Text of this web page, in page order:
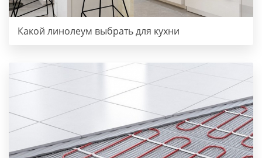
Какой линолеум выбрать для кухни